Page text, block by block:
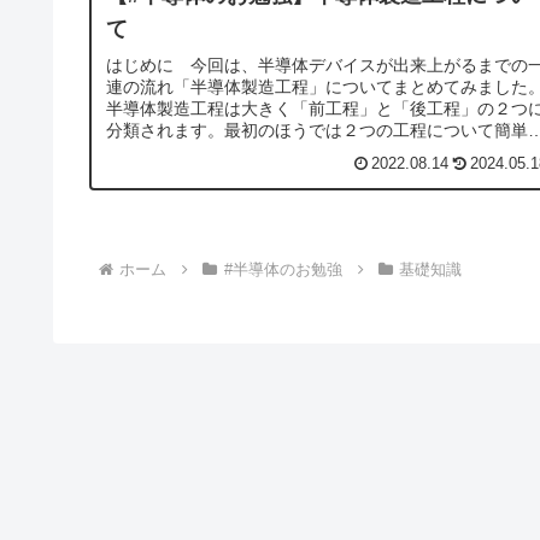
て
はじめに 今回は、半導体デバイスが出来上がるまでの
連の流れ「半導体製造工程」についてまとめてみました。
半導体製造工程は大きく「前工程」と「後工程」の２つ
分類されます。最初のほうでは２つの工程について簡単に
2022.08.14
ホーム #半導体のお勉強 基礎知識